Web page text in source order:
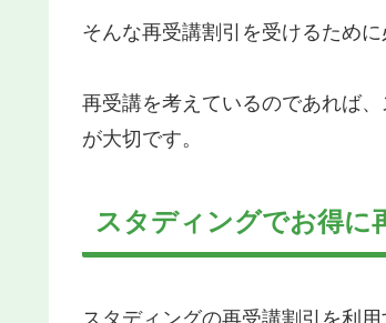
そんな再受講割引を受けるため
再受講を考えているのであれば
が大切です。
スタディングでお得に